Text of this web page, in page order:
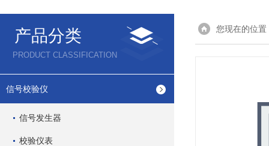
产品分类
PRODUCT CLASSIFICATION
信号校验仪
信号发生器
校验仪表
您现在的位置